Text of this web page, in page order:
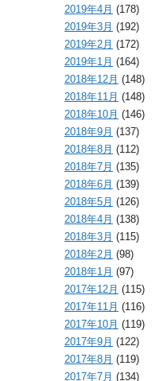
2019年4月 (178)
2019年3月 (192)
2019年2月 (172)
2019年1月 (164)
2018年12月 (148)
2018年11月 (148)
2018年10月 (146)
2018年9月 (137)
2018年8月 (112)
2018年7月 (135)
2018年6月 (139)
2018年5月 (126)
2018年4月 (138)
2018年3月 (115)
2018年2月 (98)
2018年1月 (97)
2017年12月 (115)
2017年11月 (116)
2017年10月 (119)
2017年9月 (122)
2017年8月 (119)
2017年7月 (134)